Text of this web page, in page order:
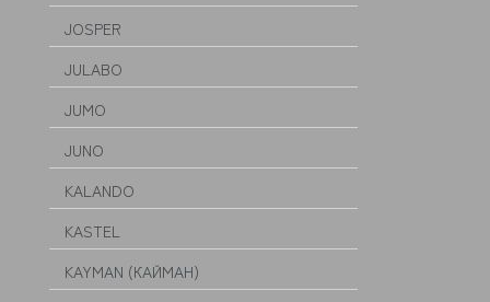
JOSPER
JULABO
JUMO
JUNO
KALANDO
KASTEL
KAYMAN (КАЙМАН)